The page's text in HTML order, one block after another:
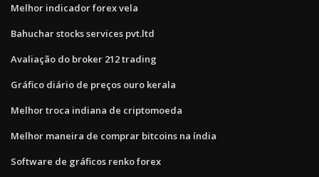
Melhor indicador forex vela
Bahuchar stocks services pvt.ltd
Avaliação do broker 212 trading
Gráfico diário de preços ouro kerala
Melhor troca indiana de criptomoeda
Melhor maneira de comprar bitcoins na índia
Software de gráficos renko forex